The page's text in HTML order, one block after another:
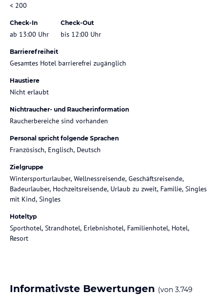
< 200
Check-In
ab 13:00 Uhr
Check-Out
bis 12:00 Uhr
Barrierefreiheit
Gesamtes Hotel barrierefrei zugänglich
Haustiere
Nicht erlaubt
Nichtraucher- und Raucherinformation
Raucherbereiche sind vorhanden
Personal spricht folgende Sprachen
Französisch, Englisch, Deutsch
Zielgruppe
Wintersporturlauber, Wellnessreisende, Geschäftsreisende,
Badeurlauber, Hochzeitsreisende, Urlaub zu zweit, Familie, Singles
mit Kind, Singles
Hoteltyp
Sporthotel, Strandhotel, Erlebnishotel, Familienhotel, Hotel,
Resort
Informativste Bewertungen (von 3.749